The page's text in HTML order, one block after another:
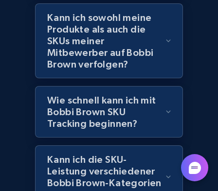
991+ 162+
Lazada - Products
URL, Title, Rating, Reviews, Initial price, Final
price, Currency, Stock, and more.
988+ 160+ Jetzt anfangen
Lazada - Products - Discover products by
Kann ich sowohl meine
Produkte als auch die
SKUs meiner
Mitbewerber auf Bobbi
Brown verfolgen?
Wie schnell kann ich mit
Bobbi Brown SKU
Tracking beginnen?
Kann ich die SKU-
Leistung verschiedener
Bobbi Brown-Kategorien